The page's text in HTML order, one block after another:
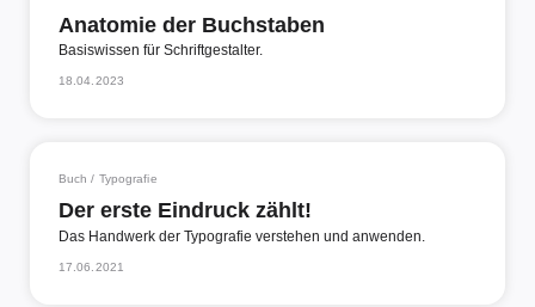
Anatomie der Buchstaben
Basiswissen für Schriftgestalter.
18.04.2023
Buch / Typografie
Der erste Eindruck zählt!
Das Handwerk der Typografie verstehen und anwenden.
17.06.2021